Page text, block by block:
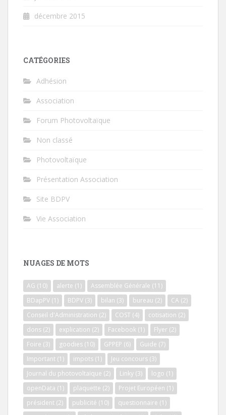
décembre 2015
CATÉGORIES
Adhésion
Association
Forum Photovoltaïque
Non classé
Photovoltaïque
Présentation Association
Site BDPV
Vie Association
NUAGES DE MOTS
AG (10) alerte (1) Assemblée Générale (11)
BDapPV (1) BDPV (3) bilan (3) bureau (2) CA (2)
Conseil d'Administration (2) COST (4) cotisation (2)
dons (2) explication (2) Facebook (1) Flyer (2)
Foire (3) goodies (10) GPPEP (6) Guide (7)
Important (1) impots (1) Jeu concours (3)
Journal du photovoltaïque (2) Linky (3) logo (1)
openData (1) plaquette (2) Projet Européen (1)
président (2) publicité (10) questionnaire (1)